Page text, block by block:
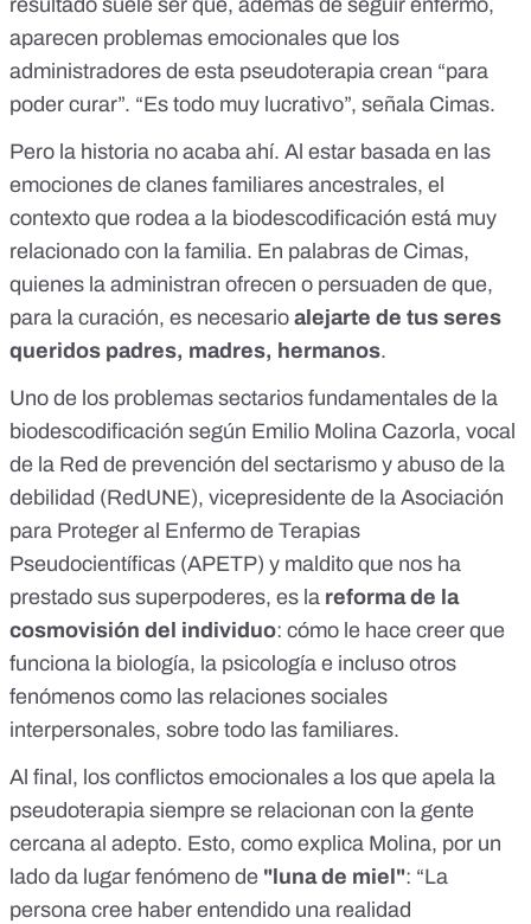
resultado suele ser que, además de seguir enfermo,
aparecen problemas emocionales que los
administradores de esta pseudoterapia crean “para
poder curar”. “Es todo muy lucrativo”, señala Cimas.
Pero la historia no acaba ahí. Al estar basada en las
emociones de clanes familiares ancestrales, el
contexto que rodea a la biodescodificación está muy
relacionado con la familia. En palabras de Cimas,
quienes la administran ofrecen o persuaden de que,
para la curación, es necesario alejarte de tus seres
queridos padres, madres, hermanos.
Uno de los problemas sectarios fundamentales de la
biodescodificación según Emilio Molina Cazorla, vocal
de la Red de prevención del sectarismo y abuso de la
debilidad (RedUNE), vicepresidente de la Asociación
para Proteger al Enfermo de Terapias
Pseudocientíficas (APETP) y maldito que nos ha
prestado sus superpoderes, es la reforma de la
cosmovisión del individuo: cómo le hace creer que
funciona la biología, la psicología e incluso otros
fenómenos como las relaciones sociales
interpersonales, sobre todo las familiares.
Al final, los conflictos emocionales a los que apela la
pseudoterapia siempre se relacionan con la gente
cercana al adepto. Esto, como explica Molina, por un
lado da lugar fenómeno de "luna de miel": “La
persona cree haber entendido una realidad